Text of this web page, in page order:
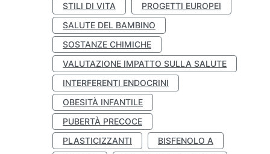
STILI DI VITA
PROGETTI EUROPEI
SALUTE DEL BAMBINO
SOSTANZE CHIMICHE
VALUTAZIONE IMPATTO SULLA SALUTE
INTERFERENTI ENDOCRINI
OBESITÀ INFANTILE
PUBERTÀ PRECOCE
PLASTICIZZANTI
BISFENOLO A